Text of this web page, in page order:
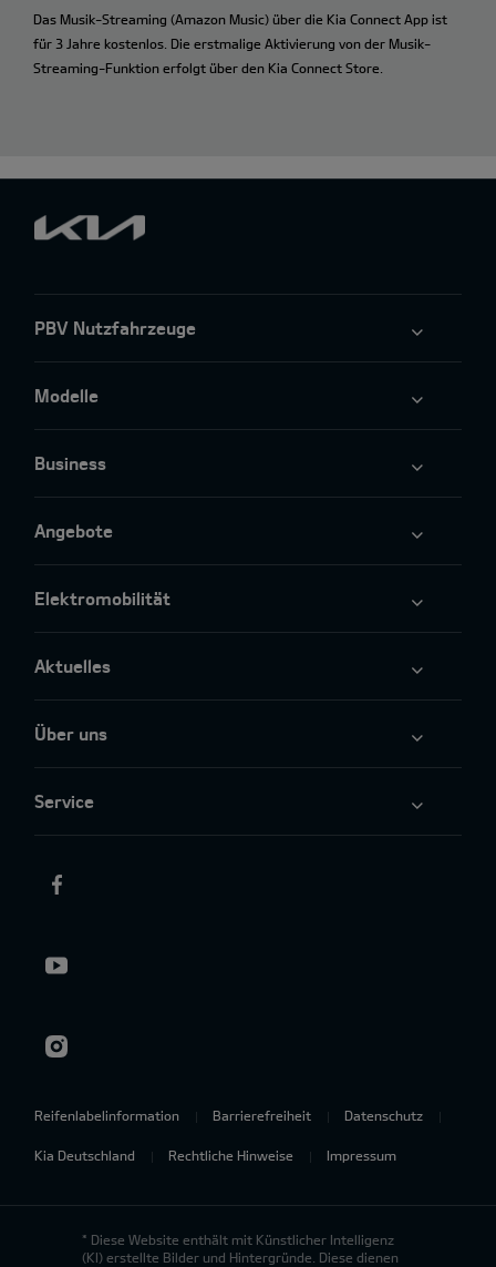
Das Musik-Streaming (Amazon Music) über die Kia Connect App ist
für 3 Jahre kostenlos. Die erstmalige Aktivierung von der Musik-
Streaming-Funktion erfolgt über den Kia Connect Store.
PBV Nutzfahrzeuge
Modelle
Business
Angebote
Elektromobilität
Aktuelles
Über uns
Service
Reifenlabelinformation Barrierefreiheit Datenschutz
Kia Deutschland Rechtliche Hinweise Impressum
* Diese Website enthält mit Künstlicher Intelligenz
(KI) erstellte Bilder und Hintergründe. Diese dienen